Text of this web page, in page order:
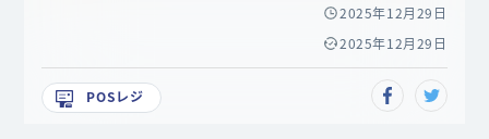
2025年12月29日
2025年12月29日
POSレジ